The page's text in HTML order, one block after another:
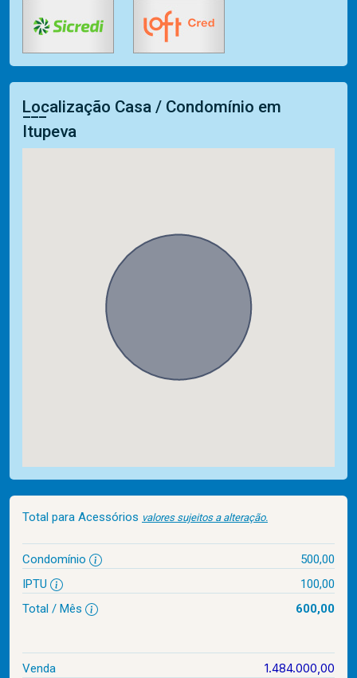
Localização Casa / Condomínio em
Itupeva
Total para Acessórios valores sujeitos a alteração.
Condomínio
500,00
IPTU
100,00
Total / Mês
600,00
Venda 1.484.000,00